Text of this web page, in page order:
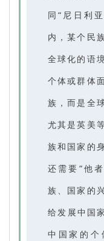
同“尼日利
内，某个民
全球化的语
个体或群体
族，而是全
尤其是英美
族和国家的
还需要“他
族、国家的
给发展中国
中国家的个